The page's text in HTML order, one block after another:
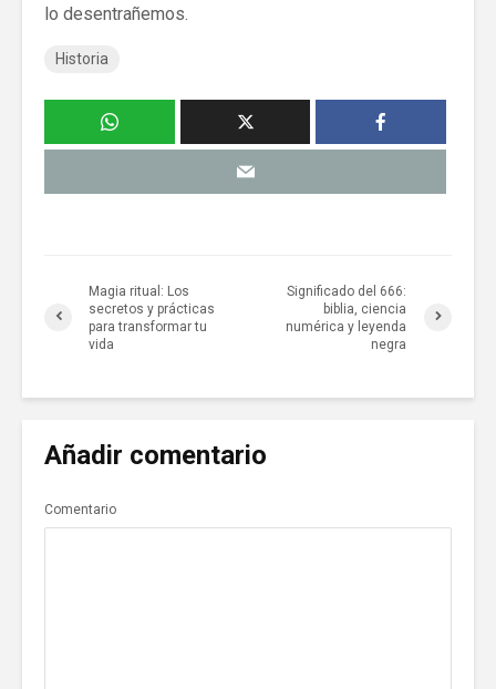
lo desentrañemos.
Historia
Magia ritual: Los
secretos y prácticas
para transformar tu
vida
Significado del 666:
biblia, ciencia
numérica y leyenda
negra
Añadir comentario
Comentario